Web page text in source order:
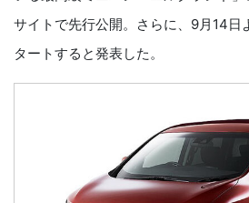
サイトで先行公開。さらに、9月14日
タートすると発表した。